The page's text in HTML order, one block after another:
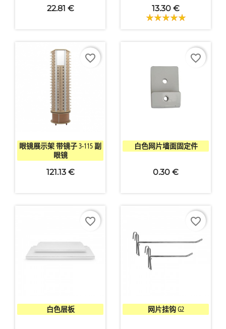
22.81 € 13.30 €
快速查看
眼镜展示架 带镜子 3-115 副
眼镜
121.13 €
favorite_border
快速查看
白色网片墙面固定件
0.30 €
favorite_border
快速查看
白色层板
favorite_border
快速查看
网片挂钩 G2
favorite_border
创建心愿单 ×
愿望清单名称
创建心愿单